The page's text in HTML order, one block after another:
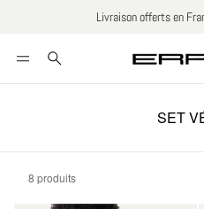
Livraison offerts en
Rechercher
SET
8 produits